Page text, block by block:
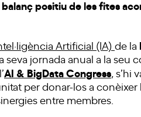
positiu de les fites
Artificial (IA) de la
seva jornada anual a la seu
AI & BigData Congress, s’hi
per donar-los a
entre membres.